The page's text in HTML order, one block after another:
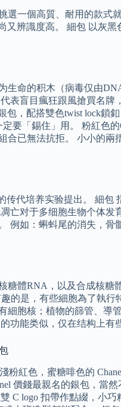
一個高質、耐用的款式
又辨識度高。 細包 以灰
生命的积木（病毒仅由
表盲目瘋狂跟風搶買名牌
，配搭雙色twist lock鎖釦
要「錫住」用。 粉紅色的
合已無法抗拒。 小小的兩
传代培养实验提出。 細包
亡对于多细胞生物个体发
例如：蝌蚪尾的消失，骨
體RNA，以及合成核糖
的是，有些細胞為了執行
細胞核；植物的篩管、導
功能类似，仅在结构上有
粉紅色，蜜糖啡色的
價錢最親名的銀包，當
C logo 扣帶作點綴，小巧